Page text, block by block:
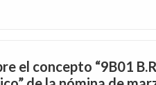
el concepto “9B01